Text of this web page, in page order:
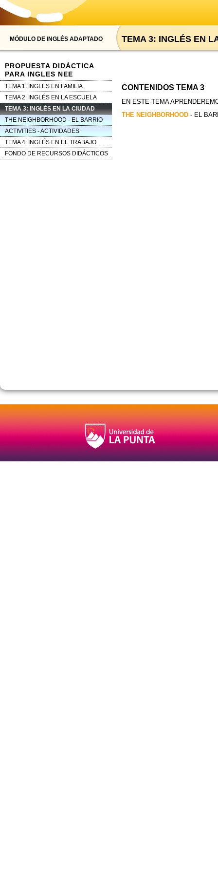
MÓDULO DE INGLÉS ADAPTADO
PROPUESTA DIDÁCTICA
PARA INGLES NEE
TEMA 1: INGLES EN FAMILIA
TEMA 2: INGLÉS EN LA ESCUELA
TEMA 3: INGLÉS EN LA CIUDAD
THE NEIGHBORHOOD - EL BARRIO
ACTIVITIES - ACTIVIDADES
TEMA 4: INGLÉS EN EL TRABAJO
FONDO DE RECURSOS DIDÁCTICOS
TEMA 3: INGLÉS EN
CONTENIDOS TEMA 3
EN ESTE TEMA
THE NEIGHBORHOOD - EL